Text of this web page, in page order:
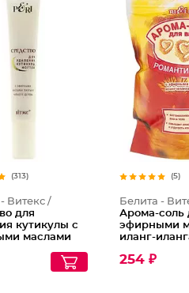
(313)
Витекс /
для
кутикулы с
маслами
(5)
Белита -
Арома-соль
эфирными
иланг-
254 ₽